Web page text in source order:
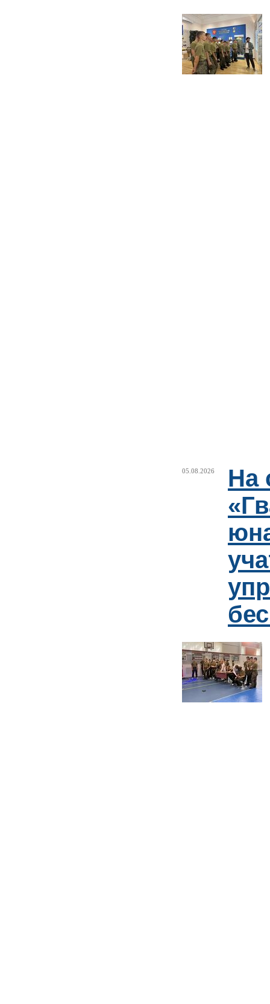
05.08.2026
На